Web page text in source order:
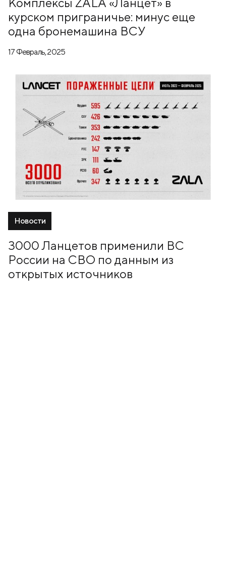
курском приграничье: минус еще
одна бронемашина ВСУ
17 Февраль, 2025
Новости
3000 Ланцетов применили ВС
России на СВО по данным из
открытых источников